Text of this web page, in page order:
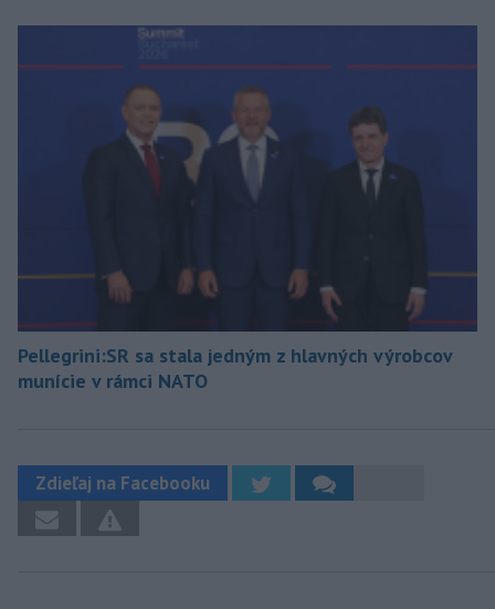
Pellegrini:SR sa stala jedným z hlavných výrobcov
munície v rámci NATO
Zdieľaj na Facebooku